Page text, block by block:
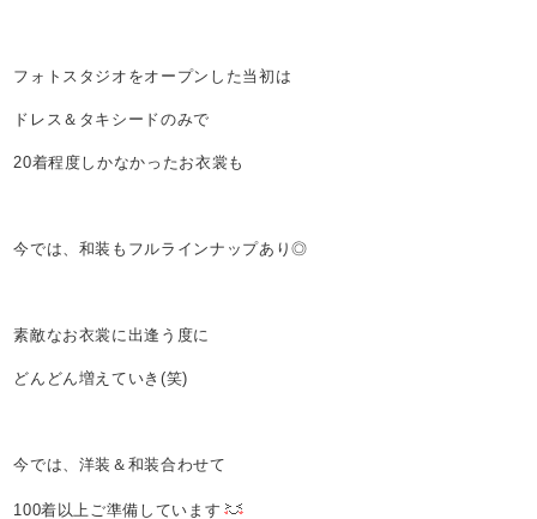
フォトスタジオをオープンした当初は
ドレス＆タキシードのみで
20着程度しかなかったお衣裳も
今では、和装もフルラインナップあり◎
素敵なお衣裳に出逢う度に
どんどん増えていき(笑)
今では、洋装＆和装合わせて
100着以上ご準備しています